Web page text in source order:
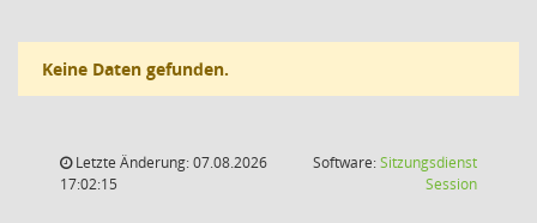
Keine Daten gefunden.
Letzte Änderung: 07.08.2026
17:02:15
Software:Sitzungsdienst
Session(Wird in